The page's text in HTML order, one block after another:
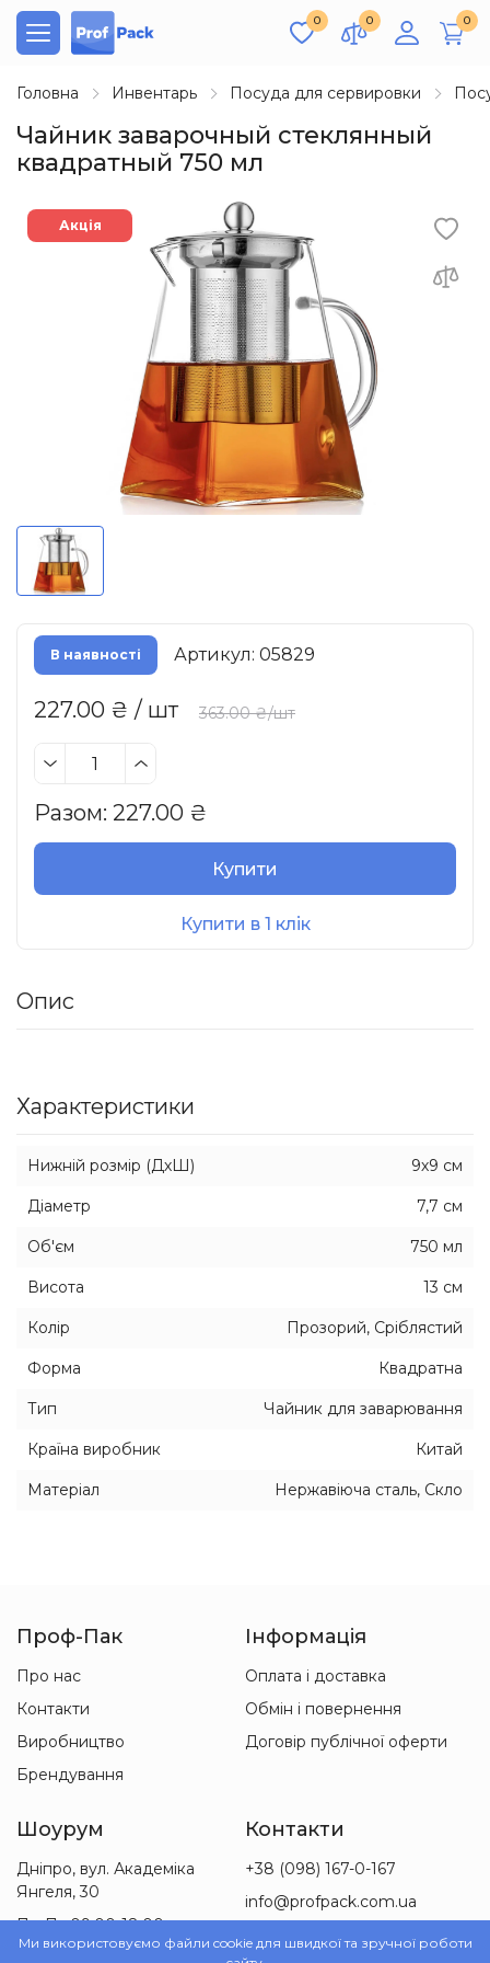
0 0 0
Головна Инвентарь Посуда для сервировки
Чайник заварочный стеклянный
квадратный 750 мл
Акція
В наявності Артикул: 05829
227.00 ₴ / шт 363.00 ₴/шт
Разом: 227.00 ₴
Купити
Купити в 1 клік
Опис
Характеристики
Нижній розмір (ДхШ) 9х9 см
Діаметр 7,7 см
Об'єм 750 мл
Висота 13 см
Колір Прозорий, Сріблястий
Форма Квадратна
Тип Чайник для заварювання
Країна виробник Китай
Матеріал Нержавіюча сталь, Скло
Проф-Пак
Про нас
Контакти
Виробництво
Брендування
Інформація
Оплата і доставка
Обмін і повернення
Договір публічної оферти
Шоурум
Дніпро, вул. Академіка
Янгеля, 30
Пн-Пт 09:00-18:00
Сб 09:00-15:00
Контакти
+38 (098) 167-0-167
info@profpack.com.ua
Ми використовуємо файли cookie для швидкої та зручної роботи